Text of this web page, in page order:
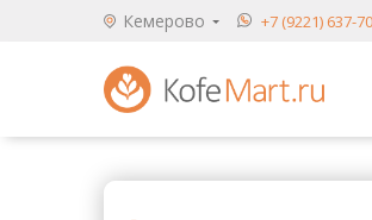
Кемерово +7 (9221) 637-